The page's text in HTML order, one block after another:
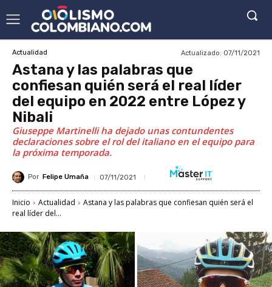
Actualidad Actualizado: 07/11/2021
Astana y las palabras que
confiesan quién será el real líder
del equipo en 2022 entre López y
Nibali
Giuseppe Martinelli ha dejado unas contundentes
declaraciones sobre el rol del italiano en el equipo para
la próxima temporada.
Por Felipe Umaña 07/11/2021
Inicio Actualidad
Astana y las palabras que confiesan quién será el
real líder del...